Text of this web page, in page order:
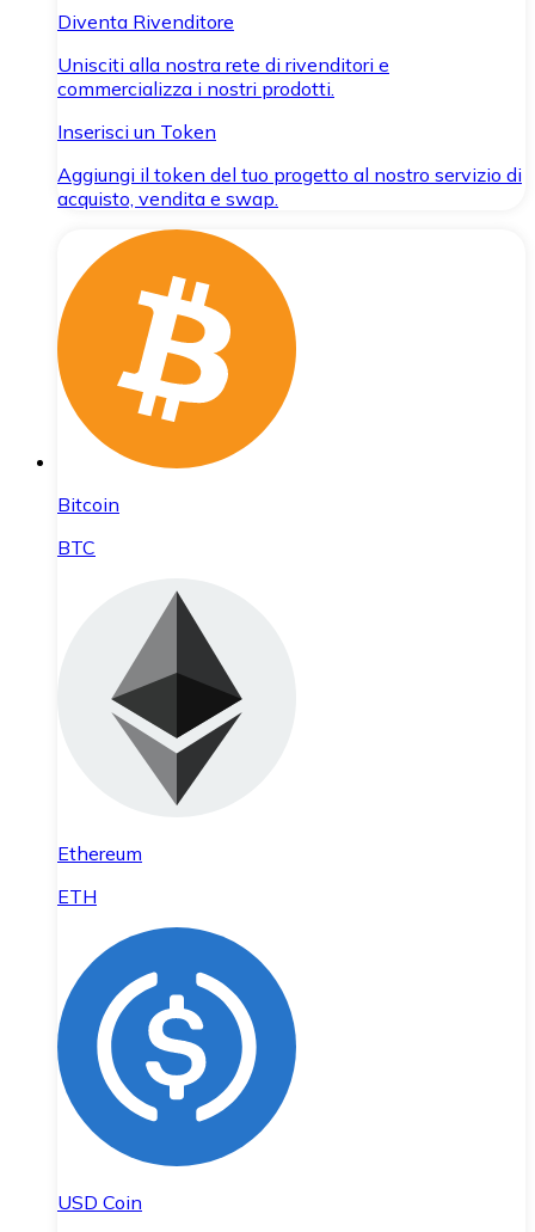
Diventa Rivenditore
Unisciti alla nostra rete di rivenditori e
commercializza i nostri prodotti.
Inserisci un Token
Aggiungi il token del tuo progetto al nostro servizio di
acquisto, vendita e swap.
Bitcoin
BTC
Ethereum
ETH
USD Coin